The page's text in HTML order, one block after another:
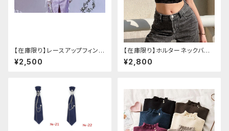
【在庫限り】レースアップフィンガ
ーレスカバー(パンクチャイナ)
¥2,500
【在庫限り】ホルターネックバッ
クリボンチャイナシャツ
¥2,800